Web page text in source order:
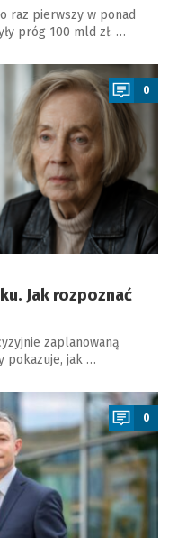
raz pierwszy w ponad
próg 100 mld zł. …
0
Jak rozpoznać
zaplanowaną
pokazuje, jak …
0